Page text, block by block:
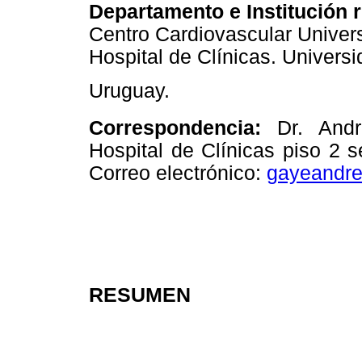
Departamento e Institución
Centro Cardiovascular
Hospital de Clínicas.
Uruguay.
Correspondencia: Dr.
Hospital de Clínicas piso 2
Correo electrónico:
RESUMEN